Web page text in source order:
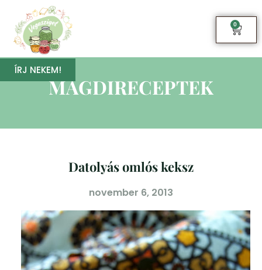
0
ÍRJ NEKEM!
MAGDIRECEPTEK
Datolyás omlós keksz
november 6, 2013